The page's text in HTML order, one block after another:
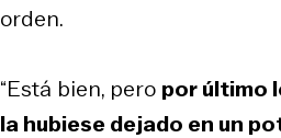
orden.
“Está bien, pero por último
la hubiese dejado en un